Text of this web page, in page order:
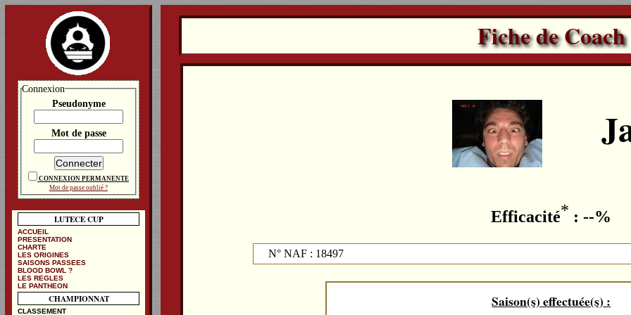
Fiche de Coach
Efficacité* : --%
N° NAF : 18497
Saison(s) effectuée(s) :
Connexion
Pseudonyme
Mot de passe
CONNEXION PERMANENTE
Mot de passe oublié ?
LUTECE CUP
ACCUEIL
PRESENTATION
CHARTE
LES ORIGINES
SAISONS PASSEES
BLOOD BOWL ?
LES REGLES
LE PANTHEON
CHAMPIONNAT
CLASSEMENT